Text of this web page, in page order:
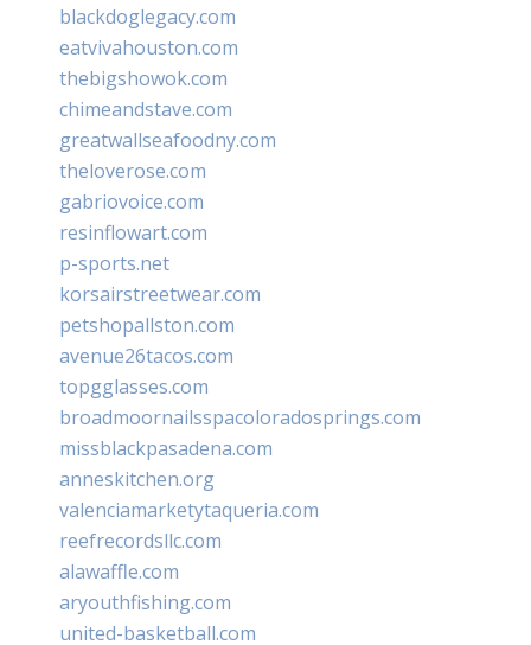
blackdoglegacy.com
eatvivahouston.com
thebigshowok.com
chimeandstave.com
greatwallseafoodny.com
theloverose.com
gabriovoice.com
resinflowart.com
p-sports.net
korsairstreetwear.com
petshopallston.com
avenue26tacos.com
topgglasses.com
broadmoornailsspacoloradosprings.com
missblackpasadena.com
anneskitchen.org
valenciamarketytaqueria.com
reefrecordsllc.com
alawaffle.com
aryouthfishing.com
united-basketball.com